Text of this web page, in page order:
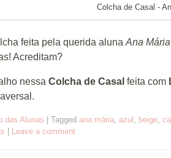
Colcha de Casal -
feita pela querida aluna Ana Mária
Acreditam?
nessa Colcha de Casal feita com
das Alunas | Tagged ana mária azul beige
| Leave a comment